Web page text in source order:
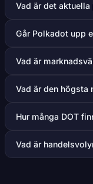
Vad är det
Går Polkadot upp
Vad är
Vad är den högsta
Hur många DOT
Vad är